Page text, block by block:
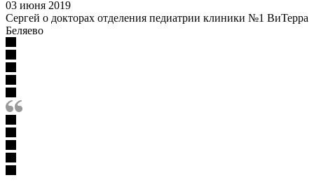
03 июня 2019
Сергей о докторах отделения педиатрии клиники №1 ВиТерра
Беляево